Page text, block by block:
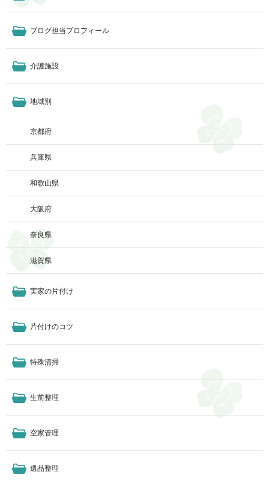
ブログ担当プロフィール
介護施設
地域別
京都府
兵庫県
和歌山県
大阪府
奈良県
滋賀県
実家の片付け
片付けのコツ
特殊清掃
生前整理
空家管理
遺品整理